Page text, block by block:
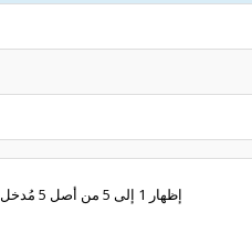
إظهار 1 إلى 5 من أصل 5 مُدخل